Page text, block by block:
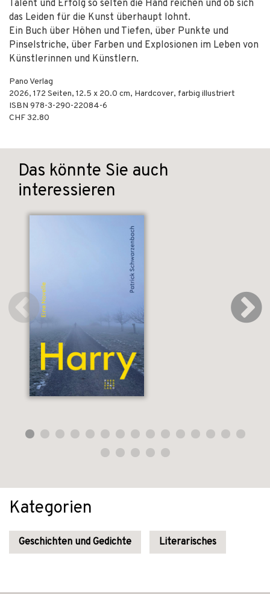
Talent und Erfolg so selten die Hand reichen und ob sich
das Leiden für die Kunst überhaupt lohnt.
Ein Buch über Höhen und Tiefen, über Punkte und
Pinselstriche, über Farben und Explosionen im Leben von
Künstlerinnen und Künstlern.
Pano Verlag
2026, 172 Seiten, 12.5 x 20.0 cm, Hardcover, farbig illustriert
ISBN 978-3-290-22084-6
CHF 32.80
Das könnte Sie auch
interessieren
Kategorien
Geschichten und Gedichte Literarisches